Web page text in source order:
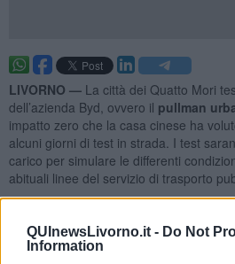
QUInewsLivorno.it - Do Not
Information
LIVORNO — La città dei Quatto Mori
dell’azienda Byd, ovvero il pullman
impatto zero che la casa cinese ha
alcuni giorni di test in strada. I test
carico per simulare le differenti
abituali linee del servizio di trasporto
L’e-busè stato presentato oggi in
Erano presenti, tra gli altri, l’assessora
mobilitàGiovanna Cepparello , il